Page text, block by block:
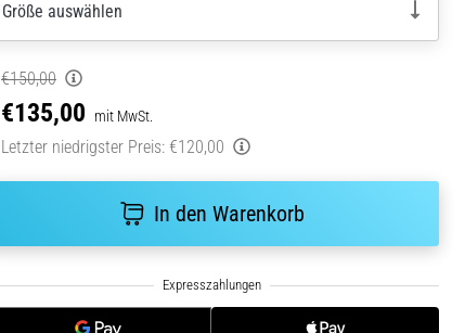
Größe auswählen
€150,00
€135,00 mit MwSt.
Letzter niedrigster Preis: €120,00
In den Warenkorb